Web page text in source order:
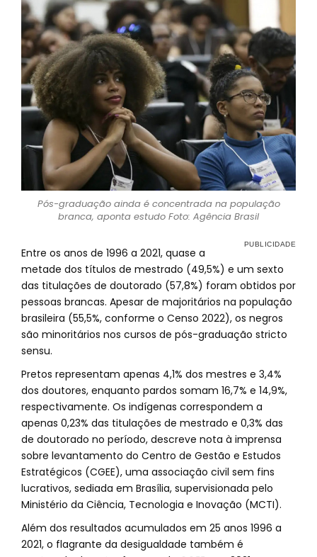
Pós-graduação ainda é concentrada na população
branca, aponta estudo Foto: Agência Brasil
Entre os anos de 1996 a 2021, quase a
metade dos títulos de mestrado (49,5%) e um sexto
das titulações de doutorado (57,8%) foram obtidos por
pessoas brancas. Apesar de majoritários na população
brasileira (55,5%, conforme o Censo 2022), os negros
são minoritários nos cursos de pós-graduação stricto
sensu.
Pretos representam apenas 4,1% dos mestres e 3,4%
dos doutores, enquanto pardos somam 16,7% e 14,9%,
respectivamente. Os indígenas correspondem a
apenas 0,23% das titulações de mestrado e 0,3% das
de doutorado no período, descreve nota à imprensa
sobre levantamento do Centro de Gestão e Estudos
Estratégicos (CGEE), uma associação civil sem fins
lucrativos, sediada em Brasília, supervisionada pelo
Ministério da Ciência, Tecnologia e Inovação (MCTI).
Além dos resultados acumulados em 25 anos 1996 a
2021, o flagrante da desigualdade também é